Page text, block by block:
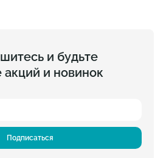
и будьте
акций и новинок
Подписаться